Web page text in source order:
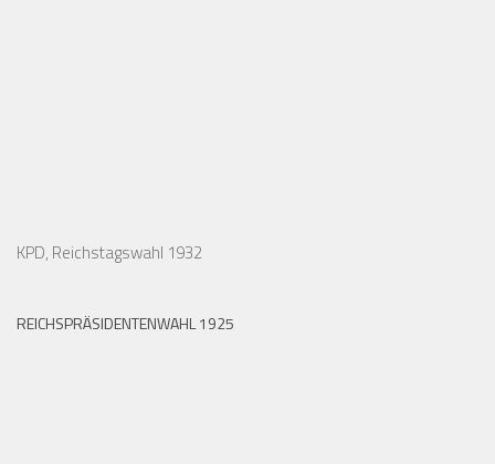
KPD, Reichstagswahl 1932